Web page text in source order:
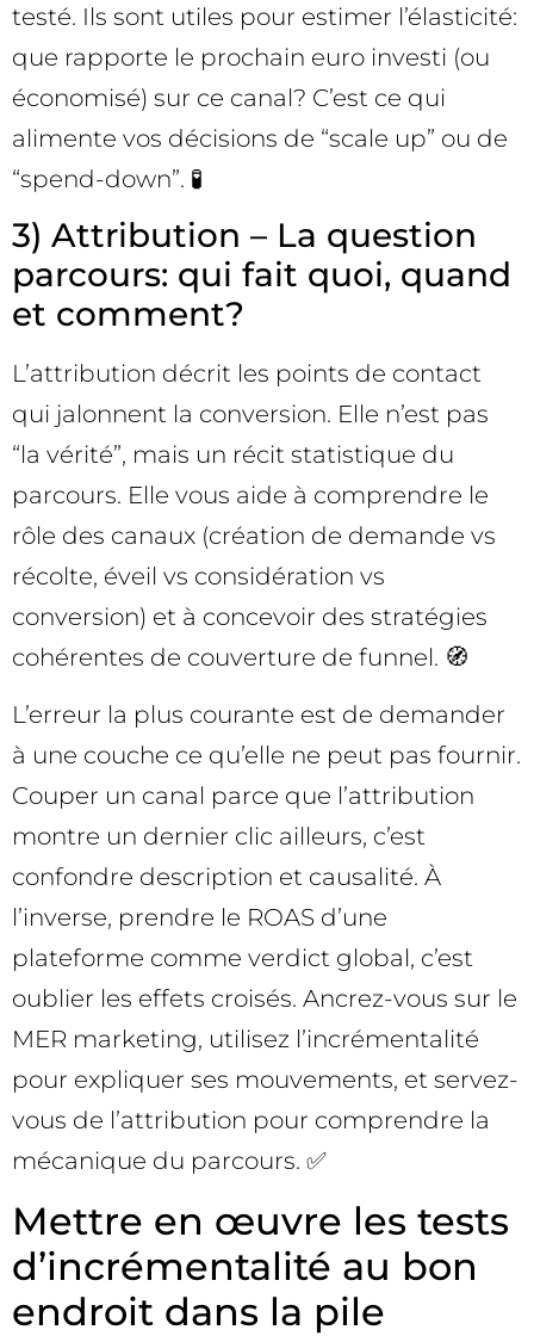
testé. Ils sont utiles pour estimer l’élasticité:
que rapporte le prochain euro investi (ou
économisé) sur ce canal? C’est ce qui
alimente vos décisions de “scale up” ou de
“spend-down”. 🧪
3) Attribution – La question
parcours: qui fait quoi, quand
et comment?
L’attribution décrit les points de contact
qui jalonnent la conversion. Elle n’est pas
“la vérité”, mais un récit statistique du
parcours. Elle vous aide à comprendre le
rôle des canaux (création de demande vs
récolte, éveil vs considération vs
conversion) et à concevoir des stratégies
cohérentes de couverture de funnel. 🧭
L’erreur la plus courante est de demander
à une couche ce qu’elle ne peut pas fournir.
Couper un canal parce que l’attribution
montre un dernier clic ailleurs, c’est
confondre description et causalité. À
l’inverse, prendre le ROAS d’une
plateforme comme verdict global, c’est
oublier les effets croisés. Ancrez-vous sur le
MER marketing, utilisez l’incrémentalité
pour expliquer ses mouvements, et servez-
vous de l’attribution pour comprendre la
mécanique du parcours. ✅
Mettre en œuvre les tests
d’incrémentalité au bon
endroit dans la pile